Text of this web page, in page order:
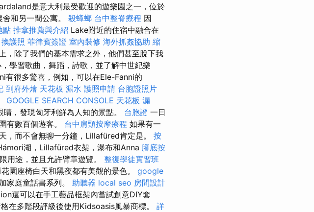
是意大利最受歡迎的遊樂園之一，位於
和另一間公寓。 殺蟑螂 台中整脊療程 因
點 推拿推薦與介紹 Lake附近的住宿中融合在
換護照 菲律賓簽證 室內裝修 海外抓姦協助 縮
，除了我們的基本需求之外，他們甚至脫下我
學習歌曲，舞蹈，詩歌，並了解中世紀樂
很多驚喜，例如，可以在Ele-Fanni的
到府外燴 天花板 漏水 護照申請 台胞證照片
GOOGLE SEARCH CONSOLE 天花板 漏
，發現匈牙利鮮為人知的景點。 台胞證 一日
有數百個遊客。 台中肩頸按摩療程 如果有一
，而不會無聊一分鐘，Lillafüred肯定是。 按
湖，Lillafüred衣架，瀑布和Anna 腳底按
用途，並且允許臂章遊覽。 整復學徒實習班
園座椅白天和黑夜都有美觀的景色。 google
家庭童話書系列。 助聽器 local seo 房間設計
還可以在手工藝品框架內嘗試創意DIY套
在多階段評級後使用Kidsoasis風暴商標。 詳